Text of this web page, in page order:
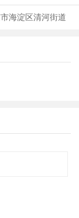
海淀区清河街道